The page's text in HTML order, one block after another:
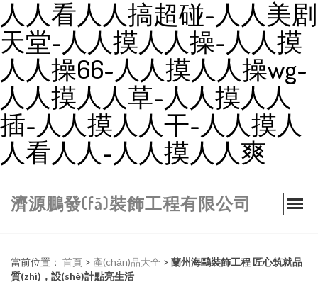
人人看人人搞超碰-人人美剧
天堂-人人摸人人操-人人摸
人人操66-人人摸人人操wg-
人人摸人人草-人人摸人人
插-人人摸人人干-人人摸人
人看人人-人人摸人人爽
濟源鵬發(fā)裝飾工程有限公司
當前位置： 首頁 > 產(chǎn)品大全 > 蘭州海鷗裝飾工程 匠心筑就品
質(zhì)，設(shè)計點亮生活